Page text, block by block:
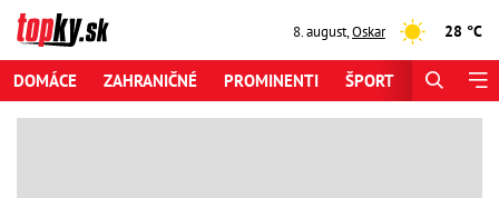
8. august,Oskar 28 °C
DOMÁCE ZAHRANIČNÉ PROMINENTI ŠPORT